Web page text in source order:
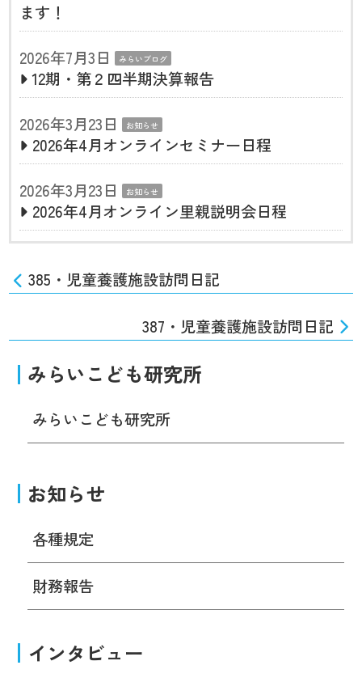
ます！
2026年7月3日
みらいブログ
12期・第２四半期決算報告
2026年3月23日
お知らせ
2026年4月オンラインセミナー日程
2026年3月23日
お知らせ
2026年4月オンライン里親説明会日程
385・児童養護施設訪問日記
387・児童養護施設訪問日記
みらいこども研究所
みらいこども研究所
お知らせ
各種規定
財務報告
インタビュー